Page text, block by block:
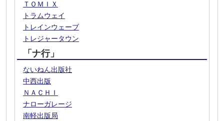
ＴＯＭＩＸ
トラムウェイ
トレインウェーブ
トレジャータウン
「ナ行」
ないねん出版社
中西出版
ＮＡＣＨＩ
ナローガレージ
南軽出版局